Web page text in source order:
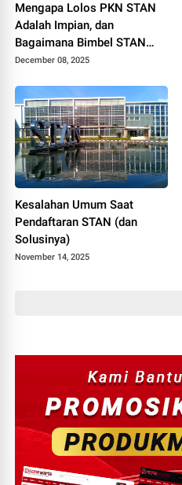
Mengapa Lolos PKN STAN
Adalah Impian, dan
Bagaimana Bimbel STAN
Mewujudkannya
December 08, 2025
Kesalahan Umum Saat
Pendaftaran STAN (dan
Solusinya)
November 14, 2025